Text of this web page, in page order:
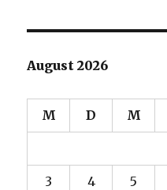
August 2026
M D M
3 4 5